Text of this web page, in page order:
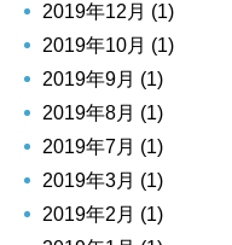
2019年12月 (1)
2019年10月 (1)
2019年9月 (1)
2019年8月 (1)
2019年7月 (1)
2019年3月 (1)
2019年2月 (1)